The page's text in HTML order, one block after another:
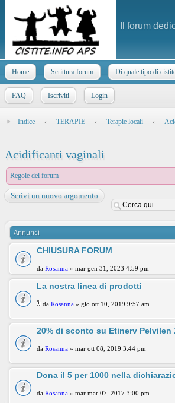
Il forum
Home Scrittura forum Di quale tipo di
FAQ Iscriviti Login
Indice ‹ TERAPIE ‹ Terapie locali ‹
Acidificanti vaginali
Regole del forum
Scrivi un nuovo argomento
Annunci
CHIUSURA FORUM
da Rosanna » mar gen 31, 2023 4:59 pm
La nostra linea di prodotti
da Rosanna » gio ott 10, 2019 9:57 am
20% di sconto su Etinerv Pelvilen
da Rosanna » mar ott 08, 2019 3:44 pm
Dona il 5 per 1000 nella
da Rosanna » mar mar 07, 2017 3:00 pm